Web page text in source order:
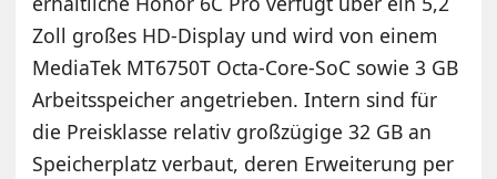
Zoll großes HD-Display und wird von einem
MediaTek MT6750T Octa-Core-SoC sowie 3 GB
Arbeitsspeicher angetrieben. Intern sind für
die Preisklasse relativ großzügige 32 GB an
Speicherplatz verbaut, deren Erweiterung per